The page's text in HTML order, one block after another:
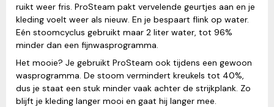
ruikt weer fris. ProSteam pakt vervelende geurtjes aan en je
kleding voelt weer als nieuw. En je bespaart flink op water.
Eén stoomcyclus gebruikt maar 2 liter water, tot 96%
minder dan een fijnwasprogramma.
Het mooie? Je gebruikt ProSteam ook tijdens een gewoon
wasprogramma. De stoom vermindert kreukels tot 40%,
dus je staat een stuk minder vaak achter de strijkplank. Zo
blijft je kleding langer mooi en gaat hij langer mee.